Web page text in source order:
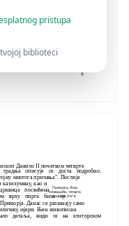
Данило II почетком четврте
описује се доста подробно.
многога причања". Послије
катихумену, као и
посвећена
врху пирга била су
Данас серазазнају само
мјери. Њен живописан
детаља, види се на ктиторском
Припрата, Лоза
Немањића, четврта
деценија XIV в.
pristupa
biblioteci